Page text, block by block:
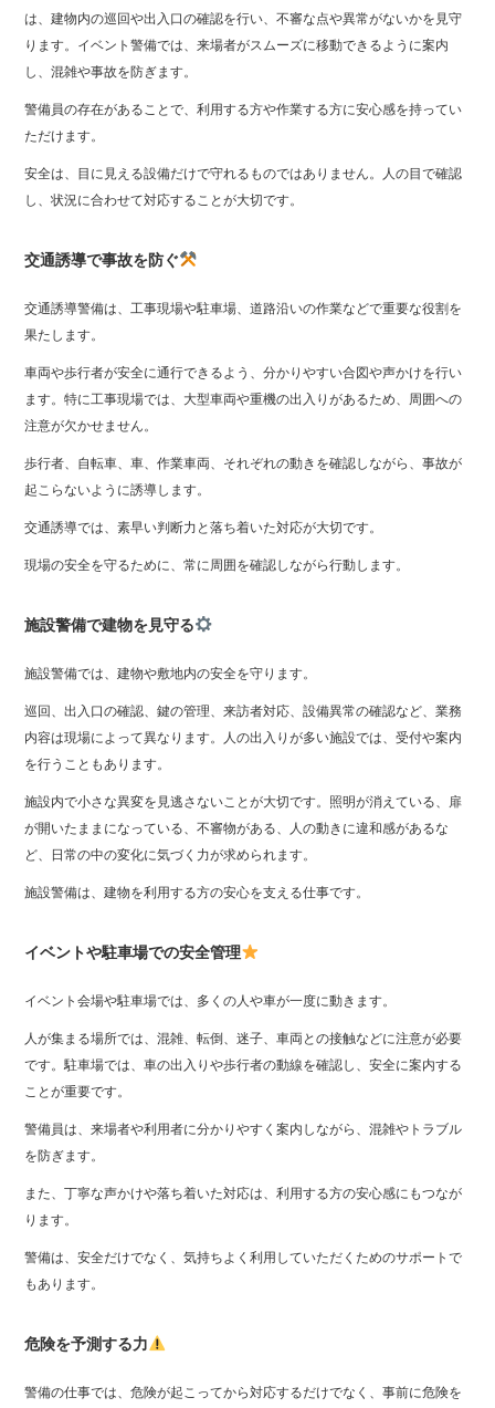
は、建物内の巡回や出入口の確認を行い、不審な点や異常がないかを見守
ります。イベント警備では、来場者がスムーズに移動できるように案内
し、混雑や事故を防ぎます。
警備員の存在があることで、利用する方や作業する方に安心感を持ってい
ただけます。
安全は、目に見える設備だけで守れるものではありません。人の目で確認
し、状況に合わせて対応することが大切です。
交通誘導で事故を防ぐ
交通誘導警備は、工事現場や駐車場、道路沿いの作業などで重要な役割を
果たします。
車両や歩行者が安全に通行できるよう、分かりやすい合図や声かけを行い
ます。特に工事現場では、大型車両や重機の出入りがあるため、周囲への
注意が欠かせません。
歩行者、自転車、車、作業車両、それぞれの動きを確認しながら、事故が
起こらないように誘導します。
交通誘導では、素早い判断力と落ち着いた対応が大切です。
現場の安全を守るために、常に周囲を確認しながら行動します。
施設警備で建物を見守る
施設警備では、建物や敷地内の安全を守ります。
巡回、出入口の確認、鍵の管理、来訪者対応、設備異常の確認など、業務
内容は現場によって異なります。人の出入りが多い施設では、受付や案内
を行うこともあります。
施設内で小さな異変を見逃さないことが大切です。照明が消えている、扉
が開いたままになっている、不審物がある、人の動きに違和感があるな
ど、日常の中の変化に気づく力が求められます。
施設警備は、建物を利用する方の安心を支える仕事です。
イベントや駐車場での安全管理
イベント会場や駐車場では、多くの人や車が一度に動きます。
人が集まる場所では、混雑、転倒、迷子、車両との接触などに注意が必要
です。駐車場では、車の出入りや歩行者の動線を確認し、安全に案内する
ことが重要です。
警備員は、来場者や利用者に分かりやすく案内しながら、混雑やトラブル
を防ぎます。
また、丁寧な声かけや落ち着いた対応は、利用する方の安心感にもつなが
ります。
警備は、安全だけでなく、気持ちよく利用していただくためのサポートで
もあります。
危険を予測する力
警備の仕事では、危険が起こってから対応するだけでなく、事前に危険を